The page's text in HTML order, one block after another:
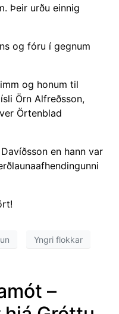
Þeir urðu einnig
og fóru í gegnum
og honum til
Örn Alfreðsson,
Örtenblad
en hann var
Yngri flokkar
–